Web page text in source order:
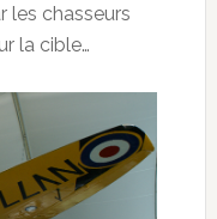
les chasseurs
la cible…